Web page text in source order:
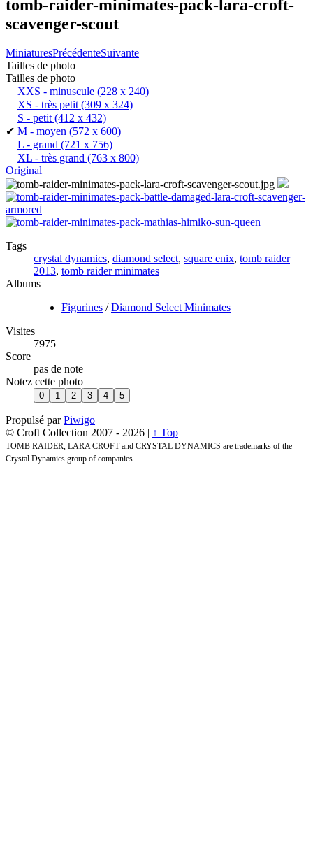
tomb-raider-minimates-pack-lara-croft-
scavenger-scout
MiniaturesPrécédenteSuivante
Tailles de photo
Tailles de photo
XXS - minuscule (228 x 240)
XS - très petit(309 x 324)
S - petit(412 x 432)
✔ M - moyen (572 x 600)
L - grand (721 x 756)
XL - très grand (763 x 800)
Original
Tags
crystal dynamics, diamond select, square enix, tomb raider
2013, tomb raider minimates
Albums
Figurines /Diamond Select Minimates
Visites
7975
Score
pas de note
Notez cette photo
Propulsé parPiwigo
© Croft Collection 2007 - 2026 | ↑ Top
TOMB RAIDER, LARA CROFT and CRYSTAL DYNAMICS are trademarks of the
Crystal Dynamics group of companies.